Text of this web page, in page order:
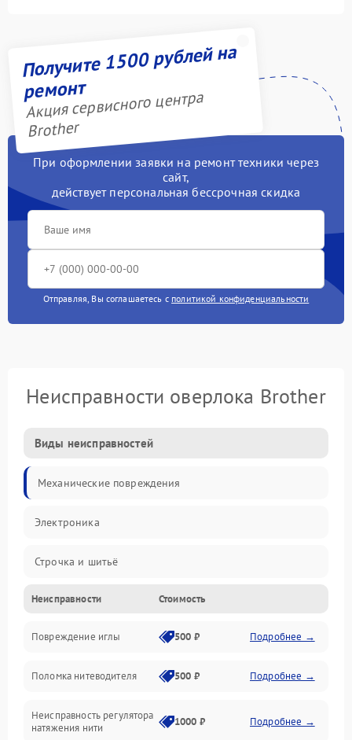
Получите 1500 рублей на
ремонт
Акция сервисного центра
Brother
При оформлении заявки на ремонт техники через
сайт,
действует персональная бессрочная скидка
Отправляя, Вы соглашаетесь с политикой конфиденциальности
Неисправности оверлока Brother
Виды неисправностей
Механические повреждения
Электроника
Строчка и шитьё
Прочие неисправности
Подача ткани
Игловодитель и механизмы
Ножи и обрезка
Неисправности Стоимость
Повреждение иглы 500 ₽ Подробнее →
Поломка нитеводителя 500 ₽ Подробнее →
Неисправность регулятора
натяжения нити
1000 ₽ Подробнее →